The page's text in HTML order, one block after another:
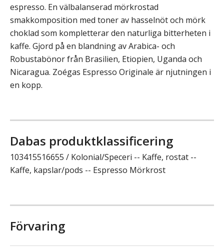
espresso. En välbalanserad mörkrostad
smakkomposition med toner av hasselnöt och mörk
choklad som kompletterar den naturliga bitterheten i
kaffe. Gjord på en blandning av Arabica- och
Robustabönor från Brasilien, Etiopien, Uganda och
Nicaragua. Zoégas Espresso Originale är njutningen i
en kopp.
Dabas produktklassificering
103415516655 / Kolonial/Speceri -- Kaffe, rostat --
Kaffe, kapslar/pods -- Espresso Mörkrost
Förvaring